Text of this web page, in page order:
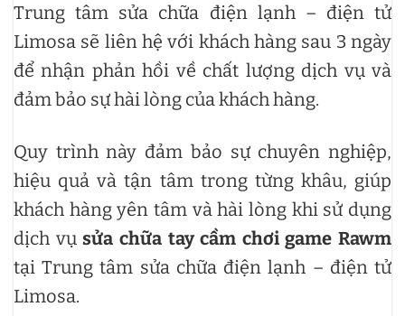
Trung tâm sửa chữa điện lạnh – điện tử
Limosa sẽ liên hệ với khách hàng sau 3 ngày
để nhận phản hồi về chất lượng dịch vụ và
đảm bảo sự hài lòng của khách hàng.
Quy trình này đảm bảo sự chuyên nghiệp,
hiệu quả và tận tâm trong từng khâu, giúp
khách hàng yên tâm và hài lòng khi sử dụng
dịch vụsửa chữa tay cầm chơi game Rawm
tại Trung tâm sửa chữa điện lạnh – điện tử
Limosa.